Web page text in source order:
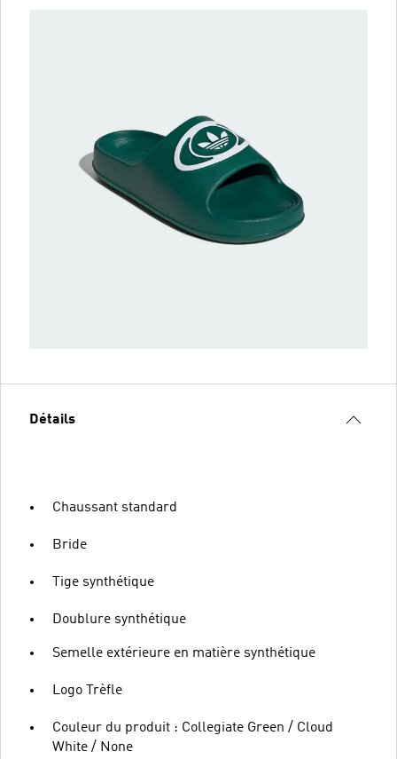
Détails
Chaussant standard
Bride
Tige synthétique
Doublure synthétique
Semelle extérieure en matière synthétique
Logo Trèfle
Couleur du produit : Collegiate Green / Cloud
White / None